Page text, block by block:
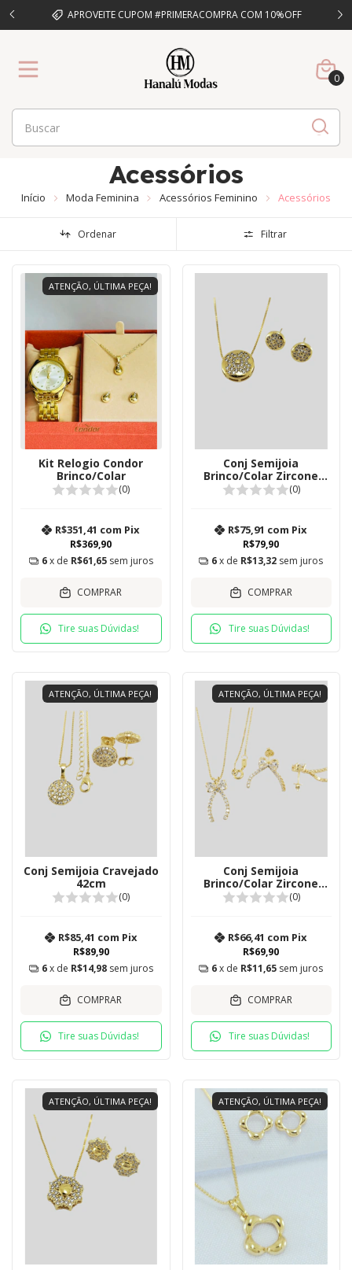
DE APROVEITE CUPOM #PRIMERACOMPRA COM 10%OFF
0
Acessórios
Início Moda Feminina Acessórios Feminino Acessórios
Ordenar Filtrar
ATENÇÃO, ÚLTIMA PEÇA!
Kit Relogio Condor
Brinco/Colar
(0)
R$369,90
R$351,41 com Pix
6x de R$61,65 sem juros
COMPRAR
Tire suas Dúvidas!
Conj Semijoia
Brinco/Colar Zircone
Trevo
(0)
R$79,90
R$75,91 com Pix
6x de R$13,32 sem juros
COMPRAR
Tire suas Dúvidas!
ATENÇÃO, ÚLTIMA PEÇA!
Conj Semijoia Cravejado
42cm
(0)
R$89,90
R$85,41 com Pix
6x de R$14,98 sem juros
COMPRAR
Tire suas Dúvidas!
ATENÇÃO, ÚLTIMA PEÇA!
Conj Semijoia
Brinco/Colar Zircone
Laço
(0)
R$69,90
R$66,41 com Pix
6x de R$11,65 sem juros
COMPRAR
Tire suas Dúvidas!
ATENÇÃO, ÚLTIMA PEÇA! ATENÇÃO, ÚLTIMA PEÇA!